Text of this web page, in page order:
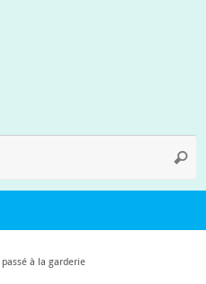
à la garderie